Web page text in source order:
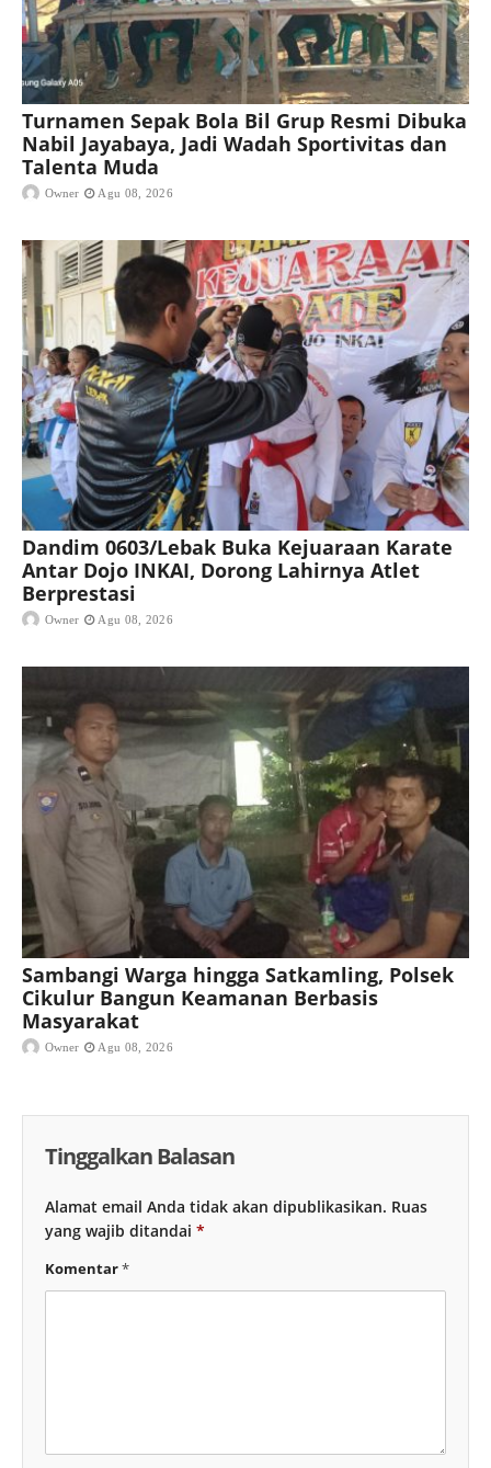
Turnamen Sepak Bola Bil Grup Resmi Dibuka
Nabil Jayabaya, Jadi Wadah Sportivitas dan
Talenta Muda
Owner Agu 08, 2026
Dandim 0603/Lebak Buka Kejuaraan Karate
Antar Dojo INKAI, Dorong Lahirnya Atlet
Berprestasi
Owner Agu 08, 2026
Sambangi Warga hingga Satkamling, Polsek
Cikulur Bangun Keamanan Berbasis
Masyarakat
Owner Agu 08, 2026
Tinggalkan Balasan
Alamat email Anda tidak akan dipublikasikan. Ruas
yang wajib ditandai *
Komentar*